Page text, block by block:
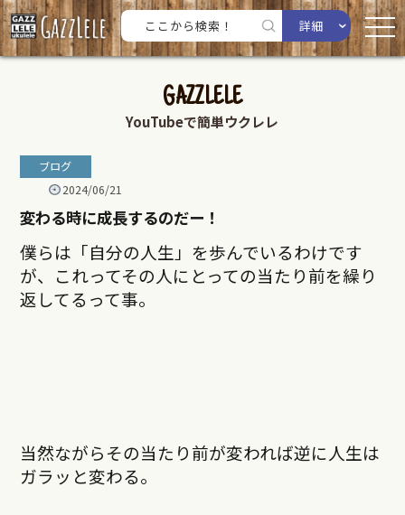
詳細
GAZZLELE
YouTubeで簡単ウクレレ
ブログ
2024/06/21
変わる時に成長するのだー！
僕らは「自分の人生」を歩んでいるわけです
が、これってその人にとっての当たり前を繰り
返してるって事。
当然ながらその当たり前が変われば逆に人生は
ガラッと変わる。